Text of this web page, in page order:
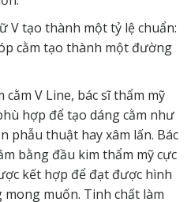
V tạo thành một tỷ lệ chuẩn:
cằm tạo thành một đường
V Line, bác sĩ thẩm mỹ
hợp để tạo dáng cằm như
phẫu thuật hay xâm lấn. Bác
bằng đầu kim thẩm mỹ cực
kết hợp để đạt được hình
muốn. Tinh chất làm